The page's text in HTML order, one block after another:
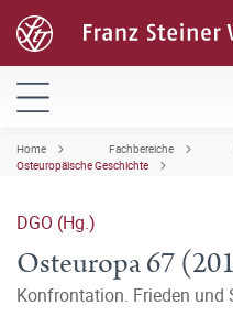
Home Fachbereiche
Osteuropäische Geschichte
DGO (Hg.)
Osteuropa 67
Konfrontation. Frieden und